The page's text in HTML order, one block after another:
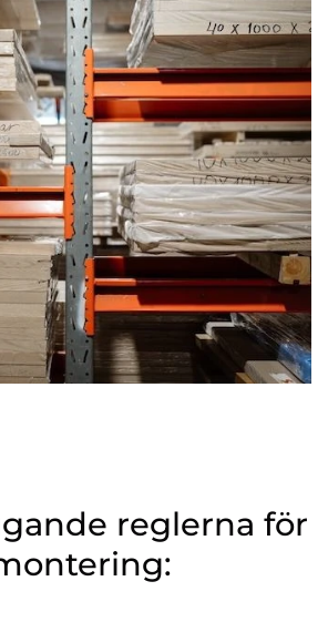
reglerna för